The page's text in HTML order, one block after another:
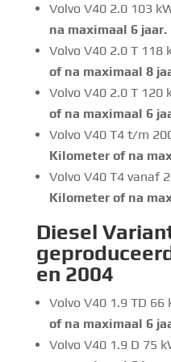
Volvo V40 2.0 103
na maximaal 6 jaar.
Volvo V40 2.0 T 118
of na maximaal 8
Volvo V40 2.0 T 120
of na maximaal 6
Volvo V40 T4 t/m
Kilometer of na
Volvo V40 T4 vanaf
Kilometer of na
Diesel
en 2004
Volvo V40 1.9 TD 66
of na maximaal 6
Volvo V40 1.9 D 75